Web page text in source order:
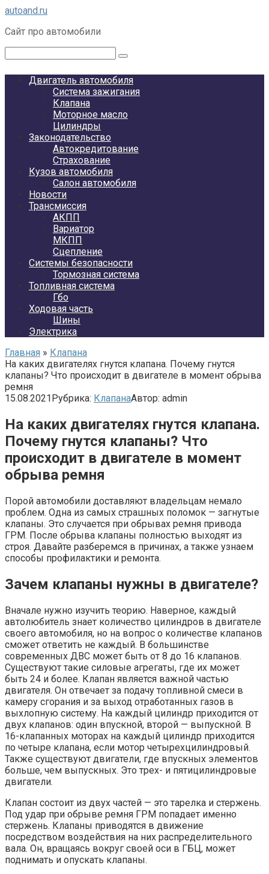
Перейти
контенту
autoand.ru
Сайт про автомобили
Двигатель автомобиля
Система зажигания
Клапана
Моторное масло
Цилиндры
Законодательство
Автокредитование
Страхование
Кузов автомобиля
Салон автомобиля
Новости
Трансмиссия
АКПП
Вариатор
МКПП
Сцепление
Системы безопасности
Тормозная система
Топливная система
Гбо
Ходовая часть
Шины
Электрика
Главная » Клапана
На каких двигателях гнутся клапана. Почему гнутся
клапаны? Что происходит в двигателе в момент обрыва
ремня
15.08.2021Рубрика: КлапанаАвтор: admin
На каких двигателях гнутся клапана.
Почему гнутся клапаны? Что
происходит в двигателе в момент
обрыва ремня
Порой автомобили доставляют владельцам немало
проблем. Одна из самых страшных поломок — загнутые
клапаны. Это случается при обрывах ремня привода
ГРМ. После обрыва клапаны полностью выходят из
строя. Давайте разберемся в причинах, а также узнаем
способы профилактики и ремонта.
Зачем клапаны нужны в двигателе?
Вначале нужно изучить теорию. Наверное, каждый
автолюбитель знает количество цилиндров в двигателе
своего автомобиля, но на вопрос о количестве клапанов
сможет ответить не каждый. В большинстве
современных ДВС может быть от 8 до 16 клапанов.
Существуют такие силовые агрегаты, где их может
быть 24 и более. Клапан является важной частью
двигателя. Он отвечает за подачу топливной смеси в
камеру сгорания и за выход отработанных газов в
выхлопную систему. На каждый цилиндр приходится от
двух клапанов: один впускной, второй — выпускной. В
16-клапанных моторах на каждый цилиндр приходится
по четыре клапана, если мотор четырехцилиндровый.
Также существуют двигатели, где впускных элементов
больше, чем выпускных. Это трех- и пятицилиндровые
двигатели.
Клапан состоит из двух частей — это тарелка и стержень.
Под удар при обрыве ремня ГРМ попадает именно
стержень. Клапаны приводятся в движение
посредством воздействия на них распределительного
вала. Он, вращаясь вокруг своей оси в ГБЦ, может
поднимать и опускать клапаны.